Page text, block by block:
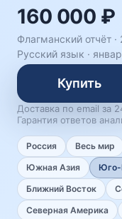
160 000 ₽
Флагманский отчёт ·
Русский язык ·
Купить
Доставка по email за
Гарантия ответов
Россия Весь мир
Южная Азия
Юго-
Ближний Восток
Северная Америка